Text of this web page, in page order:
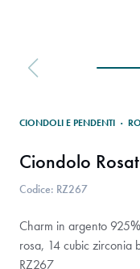
CIONDOLI E PENDENTI ·
Ciondolo
Codice: RZ267
Charm in argento
rosa, 14 cubic zirconia
RZ267